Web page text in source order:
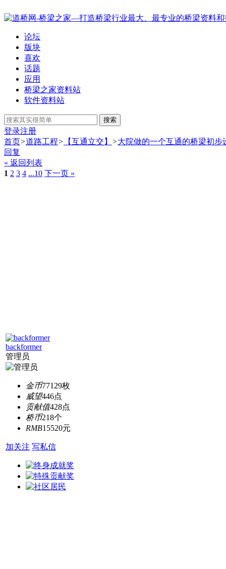
论坛
版块
喜欢
话题
应用
桥梁之家资料站
软件资料站
搜索
登录注册
首页>道路工程> 【互通立交】 >大院做的一个互通的桥梁初步
回复
« 返回列表
1 2 3 4 ...10 下一页 »
backformer
管理员
金币77129枚
威望446点
贡献值428点
桥币218个
RMB15520元
加关注 写私信